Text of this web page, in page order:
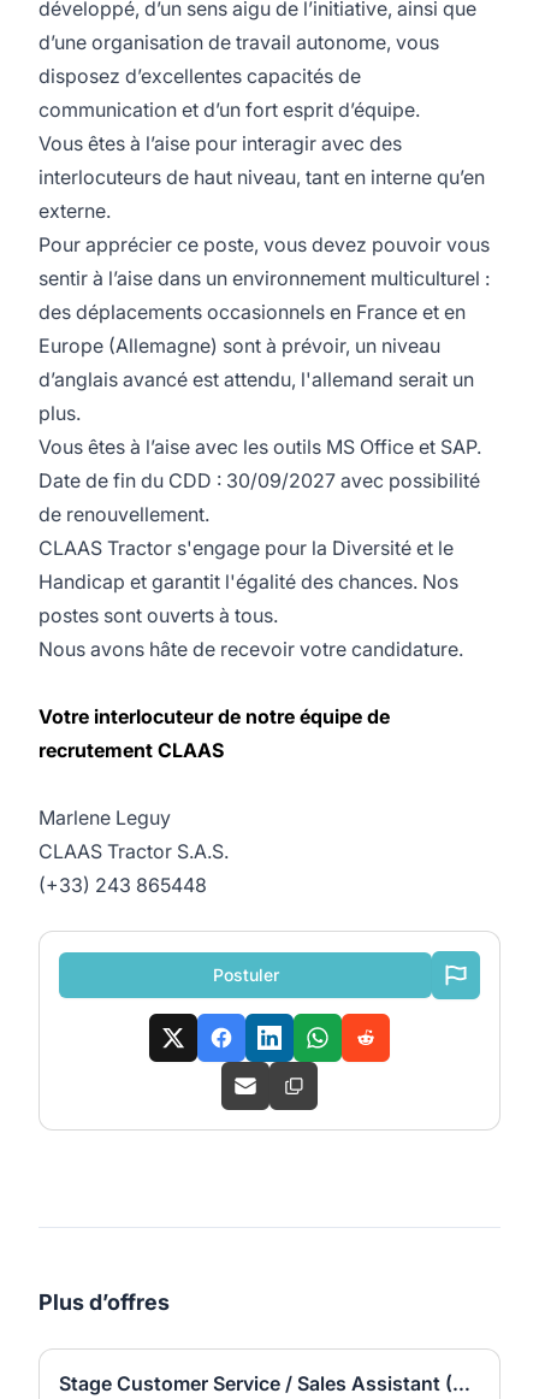
développé, d’un sens aigu de l’initiative, ainsi que
d’une organisation de travail autonome, vous
disposez d’excellentes capacités de
communication et d’un fort esprit d’équipe.
Vous êtes à l’aise pour interagir avec des
interlocuteurs de haut niveau, tant en interne qu’en
externe.
Pour apprécier ce poste, vous devez pouvoir vous
sentir à l’aise dans un environnement multiculturel :
des déplacements occasionnels en France et en
Europe (Allemagne) sont à prévoir, un niveau
d’anglais avancé est attendu, l'allemand serait un
plus.
Vous êtes à l’aise avec les outils MS Office et SAP.
Date de fin du CDD : 30/09/2027 avec possibilité
de renouvellement.
CLAAS Tractor s'engage pour la Diversité et le
Handicap et garantit l'égalité des chances. Nos
postes sont ouverts à tous.
Nous avons hâte de recevoir votre candidature.
Votre interlocuteur de notre équipe de
recrutement CLAAS
Marlene Leguy
CLAAS Tractor S.A.S.
(+33) 243 865448
Postuler
Plus d’offres
Stage Customer Service / Sales Assistant (H/F) - 6 mois - Le Mans